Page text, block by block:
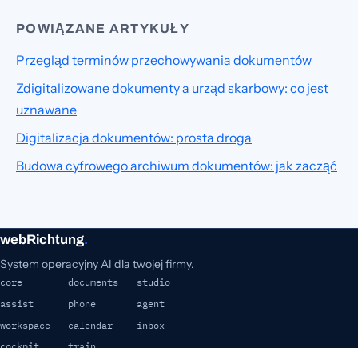
POWIĄZANE ARTYKUŁY
Przegląd terminów przechowywania dokumentów
Zdigitalizowane dokumenty a urząd skarbowy: co jest
uznawane
Digitalizacja dokumentów: prosta droga
Budowa cyfrowego archiwum dokumentów: jak zacząć
webRichtung.
System operacyjny AI dla twojej firmy.
core documents
studio
assist
phone
agent
workspace
calendar
inbox